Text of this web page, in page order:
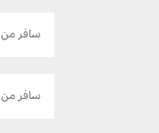
سافر من Lucknow إلى ميونخ
سافر من Sialkot إلى ميونخ